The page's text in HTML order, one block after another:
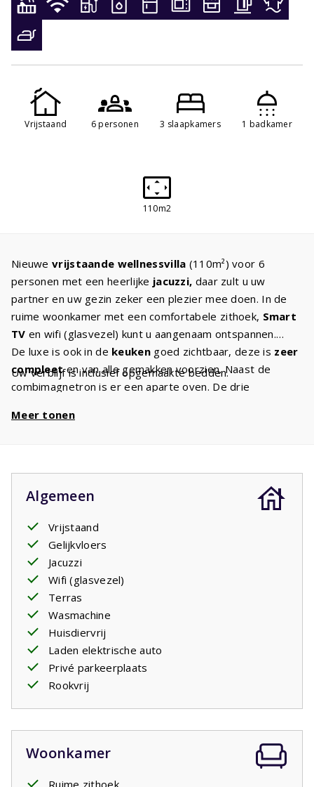
Vrijstaand 6 personen 3 slaapkamers 1 badkamer
110m2
Nieuwevrijstaande wellnessvilla (110m²) voor 6
personen met een heerlijke jacuzzi, daar zult u uw
partner en uw gezin zeker een plezier mee doen. In de
ruime woonkamer met een comfortabele zithoek, Smart
TV en wifi (glasvezel) kunt u aangenaam ontspannen.
De luxe is ook in de keukengoed zichtbaar, deze is zeer
compleeten van alle gemakken voorzien. Naast de
combimagnetron is er een aparte oven. De drie
boxspringbed
ruime en overdekte terras met luxe tuinmeubilair en
ligbedden. Houdt u van een spelletje
jeu de boules? In
de tuin ligt uw eigen petanquebaan. Vanaf het terras
heeft u zicht op de
is. U ziet de kinderen genieten en zelf gaat u uiteraard
ook regelmatig even afkoelen. In het voor- en najaar is dit
vakantiehuis erg populair bij senioren en gezinnen met
jonge kinderen.
Dit huis heeft geen toegang op het centrale zwembad,
het recreatiemeer is echter op 500m afstand.
Uw verblijf is inclusief opgemaakte bedden.
Meer tonen
Algemeen
Vrijstaand
Gelijkvloers
Jacuzzi
Wifi (glasvezel)
Terras
Wasmachine
Huisdiervrij
Laden elektrische auto
Privé parkeerplaats
Rookvrij
Woonkamer